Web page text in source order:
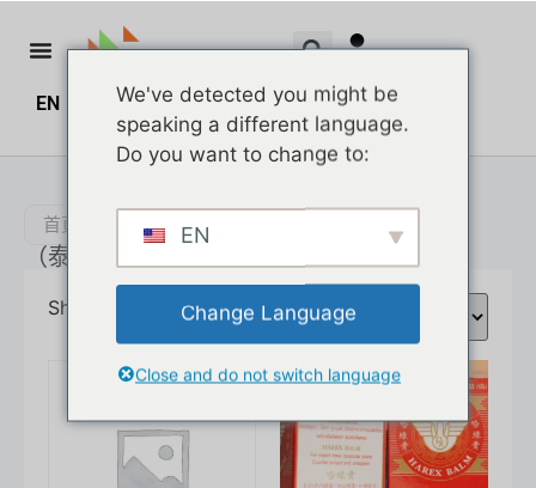
EN ZH_HK $0.00 0
首頁 泰國產品 /
（泰）藥膏
Showing all 5 results
We've detected you might be
speaking a different language.
Do you want to change to:
EN
Change Language
Close and do not switch language